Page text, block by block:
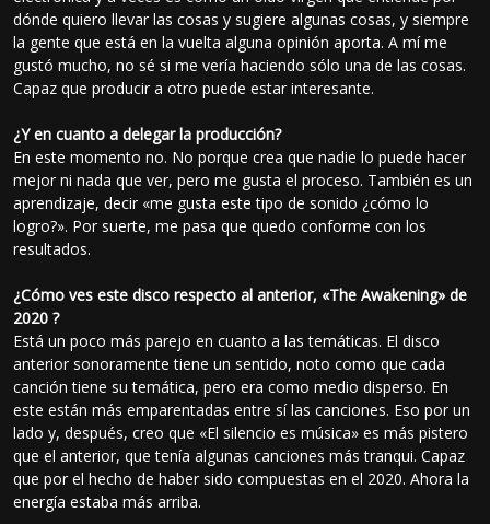
dónde quiero llevar las cosas y sugiere algunas cosas, y siempre
la gente que está en la vuelta alguna opinión aporta. A mí me
gustó mucho, no sé si me vería haciendo sólo una de las cosas.
Capaz que producir a otro puede estar interesante.
¿Y en cuanto a delegar la producción?
En este momento no. No porque crea que nadie lo puede hacer
mejor ni nada que ver, pero me gusta el proceso. También es un
aprendizaje, decir «me gusta este tipo de sonido ¿cómo lo
logro?». Por suerte, me pasa que quedo conforme con los
resultados.
¿Cómo ves este disco respecto al anterior, «The Awakening» de
2020 ?
Está un poco más parejo en cuanto a las temáticas. El disco
anterior sonoramente tiene un sentido, noto como que cada
canción tiene su temática, pero era como medio disperso. En
este están más emparentadas entre sí las canciones. Eso por un
lado y, después, creo que «El silencio es música» es más pistero
que el anterior, que tenía algunas canciones más tranqui. Capaz
que por el hecho de haber sido compuestas en el 2020. Ahora la
energía estaba más arriba.